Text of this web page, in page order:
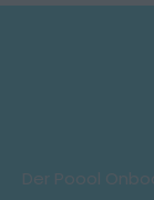
Der Poool